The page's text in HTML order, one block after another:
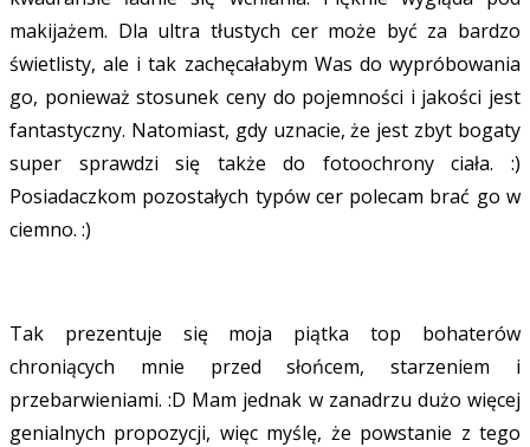
makijażem. Dla ultra tłustych cer może być za bardzo
świetlisty, ale i tak zachęcałabym Was do wypróbowania
go, ponieważ stosunek ceny do pojemności i jakości jest
fantastyczny. Natomiast, gdy uznacie, że jest zbyt bogaty
super sprawdzi się także do fotoochrony ciała. :)
Posiadaczkom pozostałych typów cer polecam brać go w
ciemno. :)
Tak prezentuje się moja piątka top bohaterów
chroniących mnie przed słońcem, starzeniem i
przebarwieniami. :D Mam jednak w zanadrzu dużo więcej
genialnych propozycji, więc myślę, że powstanie z tego